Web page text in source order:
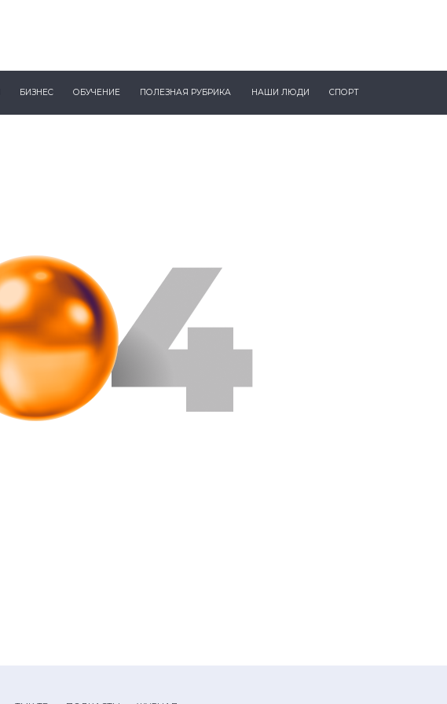
БИЗНЕС ОБУЧЕНИЕ ПОЛЕЗНАЯ РУБРИКА НАШИ ЛЮДИ СПОРТ